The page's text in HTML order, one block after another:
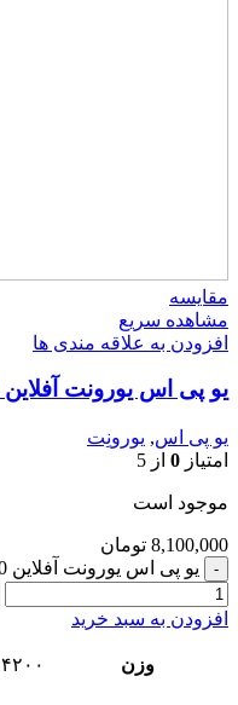
مقایسه
مشاهده سریع
افزودن به علاقه مندی ها
یو پی اس یورونت آفلاین 700 ولت آمپر
یو پی اس, یورونِت
امتیاز 0 از 5
موجود است
8,100,000 تومان
یو پی اس یورونت آفلاین 700 ولت آمپر عدد
افزودن به سبد خرید
وزن ۴۲۰۰ گرم